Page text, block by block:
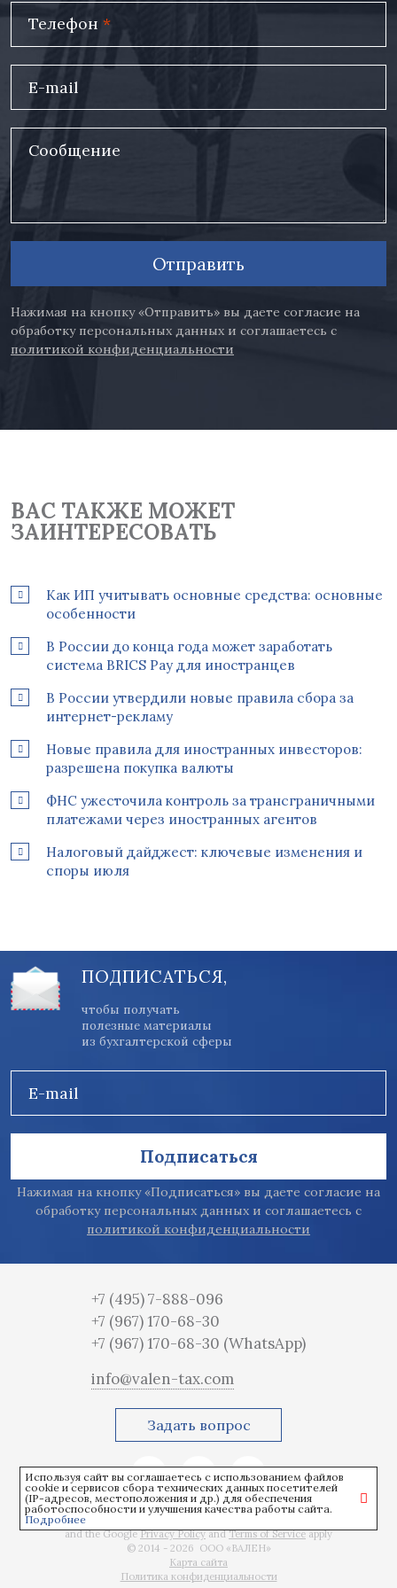
Телефон *
E-mail
Сообщение
Отправить
Нажимая на кнопку «Отправить» вы даете согласие на
обработку персональных данных и соглашаетесь с
политикой конфиденциальности
ВАС ТАКЖЕ МОЖЕТ
ЗАИНТЕРЕСОВАТЬ
Как ИП учитывать основные средства: основные
особенности
В России до конца года может заработать
система BRICS Pay для иностранцев
В России утвердили новые правила сбора за
интернет-рекламу
Новые правила для иностранных инвесторов:
разрешена покупка валюты
ФНС ужесточила контроль за трансграничными
платежами через иностранных агентов
Налоговый дайджест: ключевые изменения и
споры июля
ПОДПИСАТЬСЯ,
чтобы получать
полезные материалы
из бухгалтерской сферы
E-mail
Подписаться
Нажимая на кнопку «Подписаться» вы даете согласие на
обработку персональных данных и соглашаетесь с
политикой конфиденциальности
+7 (495) 7-888-096
+7 (967) 170-68-30
+7 (967) 170-68-30 (WhatsApp)
info@valen-tax.com
Задать вопрос
and the GooglePrivacy PolicyandTerms of Serviceapply
© 2014 - 2026 ООО «ВАЛЕН»
Карта сайта
Политика конфиденциальности
Используя сайт вы соглашаетесь с использованием файлов
cookie и сервисов сбора технических данных посетителей
(IP-адресов, местоположения и др.) для обеспечения
работоспособности и улучшения качества работы сайта.
Подробнее